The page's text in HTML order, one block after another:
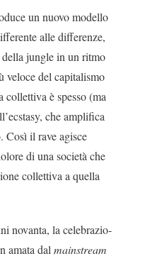
un nuovo model­lo
alle differenze,
della jungle in un ritmo
veloce del capitalismo
collettiva è spesso (ma
che amplifica
Così il rave agisce
di una società che
collettiva a quella
novanta, la celebrazio­
amata dal mainstream